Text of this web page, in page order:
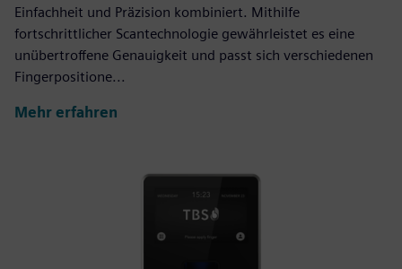
Einfachheit und Präzision kombiniert. Mithilfe
fortschrittlicher Scantechnologie gewährleistet es eine
unübertroffene Genauigkeit und passt sich verschiedenen
Fingerpositione...
Mehr erfahren